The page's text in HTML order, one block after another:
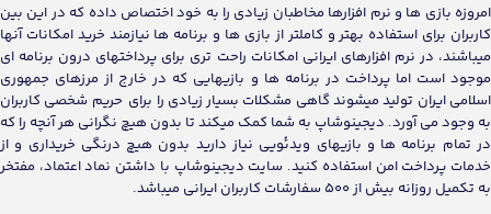
امروزه بازی ها و نرم افزارها مخاطبان زیادی را به خود اختصاص داده که در این بین
کاربران برای استفاده بهتر و کاملتر از بازی ها و برنامه ها نیازمند خرید امکانات آنها
میباشند، در نرم افزارهای ایرانی امکانات راحت تری برای پرداختهای درون برنامه ای
موجود است اما پرداخت در برنامه ها و بازیهایی که در خارج از مرزهای جمهوری
اسلامی ایران تولید میشوند گاهی مشکلات بسیار زیادی را برای حریم شخصی کاربران
به وجود می آورد. دیجینوشاپ به شما کمک میکند تا بدون هیچ نگرانی هر آنچه را که
در تمام برنامه ها و بازیهای ویدئویی نیاز دارید بدون هیچ درنگی خریداری و از
خدمات پرداخت امن استفاده کنید. سایت دیجینوشاپ با داشتن نماد اعتماد، مفتخر
به تکمیل روزانه بیش از 500 سفارشات کاربران ایرانی میباشد.